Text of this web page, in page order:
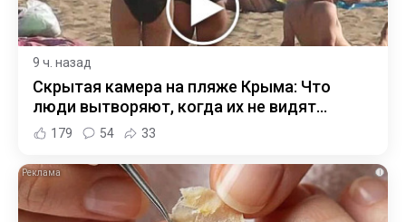
9 ч. назад
Скрытая камера на пляже Крыма: Что
люди вытворяют, когда их не видят...
179 54 33
i